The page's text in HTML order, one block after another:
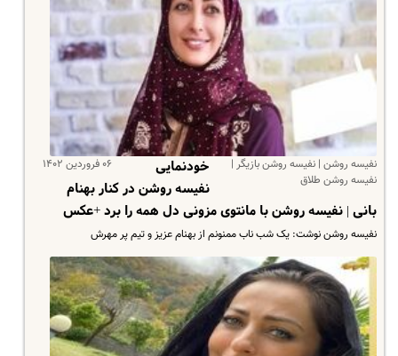
نفیسه روشن | نفیسه روشن بازیگر |
نفیسه روشن طلاق
۰۶ فروردین ۱۴۰۲
خودنمایی
نفیسه روشن در کنار بهنام
بانی | نفیسه روشن با مانتوی مزونی دل همه را برد +عکس
نفیسه روشن نوشت: یک شب ناب ممنونم از بهنام عزیز و تیم پر مهرش